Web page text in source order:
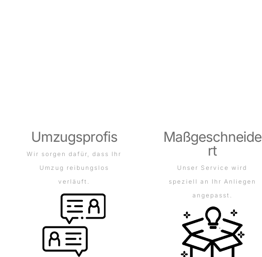
Umzugsprofis
Wir sorgen dafür, dass Ihr
Umzug reibungslos
verläuft.
Maßgeschneide
Rt
Unser Service wird
speziell an Ihr Anliegen
angepasst.